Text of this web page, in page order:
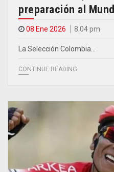
preparación al
08 Ene 2026 8.04 pm
La Selección Colombia…
CONTINUE READING